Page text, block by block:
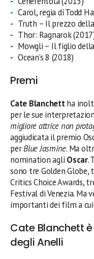
Carol, regia di Todd
Truth – Il prezzo
Thor: Ragnarok
Mowgli – Il figlio
Ocean’s 8 (2018)
Premi
Cate Blanchettha
per le sue
migliore attrice non
aggiudicata il premio
perBlue Jasmine. Ma
nomination agli Oscar.
sono tre Golden Globe,
Critics Choice Awards,
Festival di Venezia. Ma
importanti dei film a
Cate Blanchett
degli Anelli